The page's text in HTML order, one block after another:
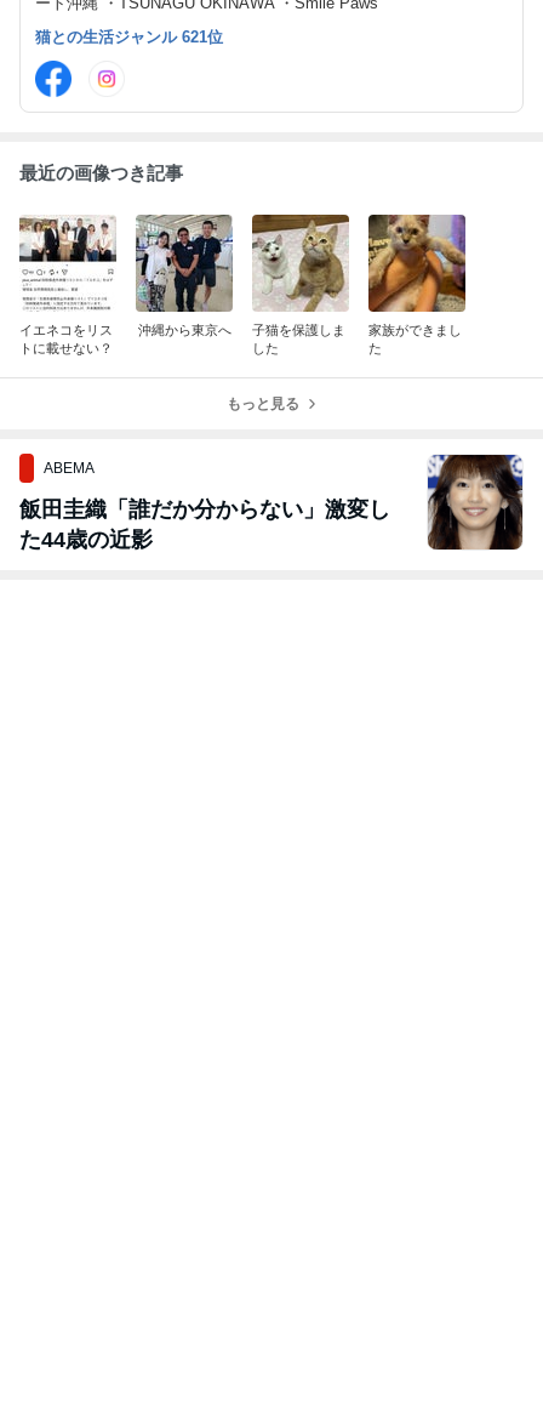
猫との生活ジャンル 621位
最近の画像つき記事
イエネコをリス
トに載せない？
沖縄から東京へ
子猫を保護しま
した
家族ができまし
た
もっと見る
ABEMA
飯田圭織「誰だか分からない」激変し
た44歳の近影